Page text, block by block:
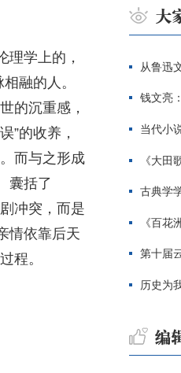
学上的，
融的人。
的沉重感，
”的收养，
而与之形成
囊括了
冲突，而是
情依靠后天
程。
从鲁迅
钱文亮
当代小
《大田
古典学学者围
《百花洲
第十届
历史为我们